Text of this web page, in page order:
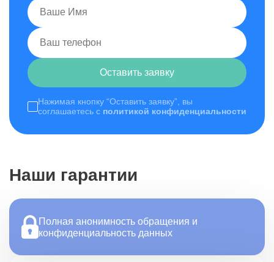
Нажимая кнопку “Оставить заявку”, вы
соглашаетесь с политикой конфиденциальности
Оставить заявку
Наши гарантии
Полная анонимность обращения и
конфиденциальность данных